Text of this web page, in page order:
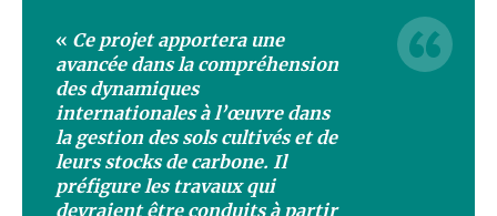
« Ce projet apportera une
avancée dans la compréhension
des dynamiques
internationales à l’œuvre dans
la gestion des sols cultivés et de
leurs stocks de carbone. Il
préfigure les travaux qui
devraient être conduits à partir